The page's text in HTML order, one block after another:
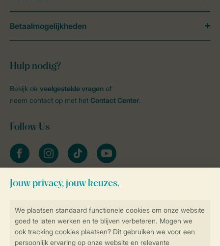
Veilig en snel online boeken
Hulp nodig?
Bekijk de veelgestelde vragen of
neem contact op met het Contact Center.
Follow Us
facebookinstagramtiktok youtube
Blijf op de hoogte
Betaalmogelijkheden